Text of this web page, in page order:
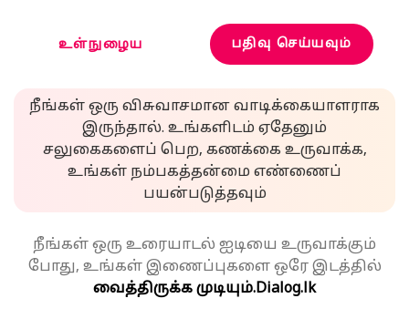
உள்நுழைய பதிவு செய்யவும்
நீங்கள் ஒரு விசுவாசமான வாடிக்கையாளராக
இருந்தால். உங்களிடம் ஏதேனும்
சலுகைகளைப் பெற, கணக்கை உருவாக்க,
உங்கள் நம்பகத்தன்மை எண்ணைப்
பயன்படுத்தவும்
நீங்கள் ஒரு உரையாடல் ஐடியை உருவாக்கும்
போது, உங்கள் இணைப்புகளை ஒரே இடத்தில்
வைத்திருக்க முடியும்.Dialog.lk